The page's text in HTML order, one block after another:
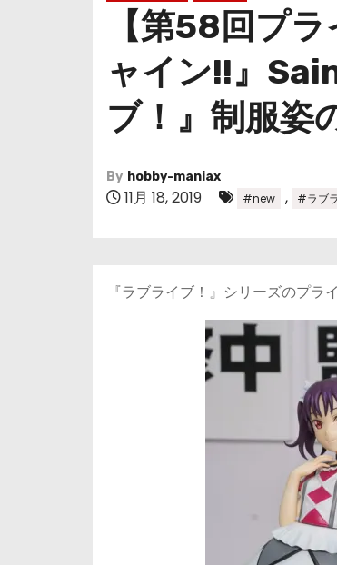
【第58回プ
ャイン!!』
ブ！』制服姿
By hobby-maniax
11月 18, 2019 #new , #ラブ
『ラブライブ！』シリーズのプラ